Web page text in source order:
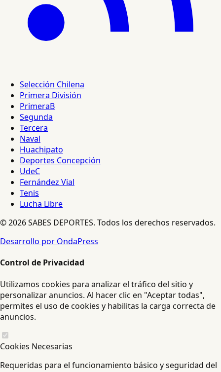
Selección Chilena
Primera División
PrimeraB
Segunda
Tercera
Naval
Huachipato
Deportes Concepción
UdeC
Fernández Vial
Tenis
Lucha Libre
© 2026 SABES DEPORTES. Todos los derechos reservados.
Desarrollo por OndaPress
Control de Privacidad
Utilizamos cookies para analizar el tráfico del sitio y
personalizar anuncios. Al hacer clic en "Aceptar todas",
permites el uso de cookies y habilitas la carga correcta de
anuncios.
Cookies Necesarias
Requeridas para el funcionamiento básico y seguridad del